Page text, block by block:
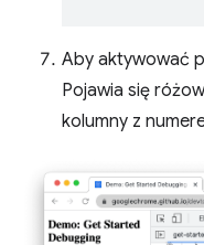
Aby aktywować
Pojawia się
kolumny z